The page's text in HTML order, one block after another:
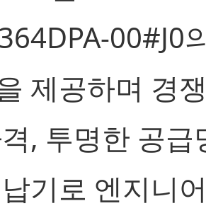
00#J0
제공하며 경
, 투명한 공급
기로 엔지니